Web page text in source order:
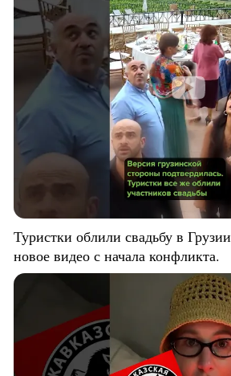
Туристки облили свадьбу в
новое видео с начала конфликта.